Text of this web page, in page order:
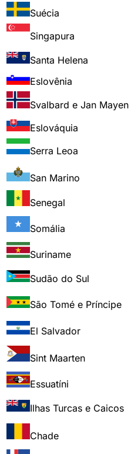
Suécia
Singapura
Santa Helena
Eslovênia
Svalbard e Jan Mayen
Eslováquia
Serra Leoa
San Marino
Senegal
Somália
Suriname
Sudão do Sul
São Tomé e Príncipe
El Salvador
Sint Maarten
Essuatíni
Ilhas Turcas e Caicos
Chade